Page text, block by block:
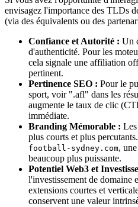
envisagez l'importance des TLDs
(via des équivalents ou des
Confiance et Autorité : Un
d'authenticité. Pour les
cela signale une affiliation
pertinent.
Pertinence SEO : Pour le
sport, voir ".afl" dans les
augmente le taux de clic
immédiate.
Branding Mémorable :
plus courts et plus
football-sydney.com,
beaucoup plus puissante.
Potentiel Web3 et
l'investissement de domaine
extensions courtes et
conservent une valeur